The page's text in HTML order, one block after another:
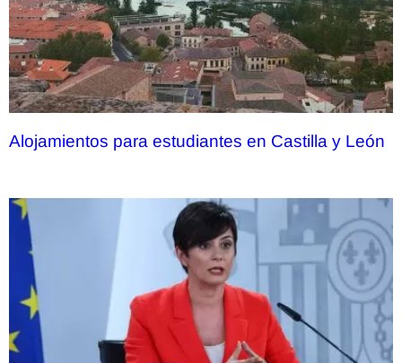
Alojamientos para estudiantes en Castilla y León